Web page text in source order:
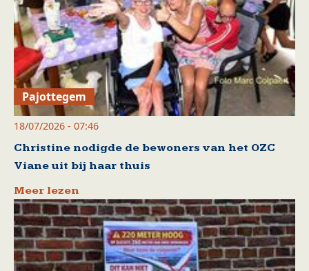
Pajottegem
18/07/2026 - 07:46
Christine nodigde de bewoners van het OZC
Viane uit bij haar thuis
Meer lezen